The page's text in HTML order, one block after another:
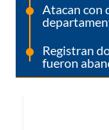
Atacan con
Registran
fueron